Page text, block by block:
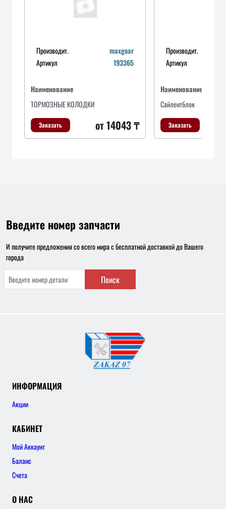
Производит.
maxgear
Артикул
193365
Наименование
ТОРМОЗНЫЕ КОЛОДКИ
Заказать от 14043 ₸
Производит.
Артикул
Наименование
Сайлентблок
Заказать
Введите номер запчасти
И получите предложения со всего мира с бесплатной доставкой до Вашего
города
Поиск
ИНФОРМАЦИЯ
Акции
КАБИНЕТ
Мой Аккаунт
Баланс
Счета
О НАС